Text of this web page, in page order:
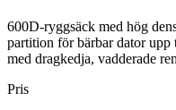
600D-ryggsäck med hög
partition för bärbar dator
med dragkedja, vadderade
Pris